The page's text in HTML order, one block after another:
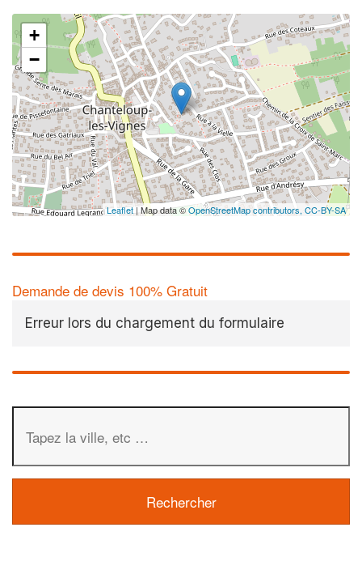
+
−
Leaflet| Map data ©OpenStreetMap contributors, CC-BY-SA
Demande de devis 100% Gratuit
Erreur lors du chargement du formulaire
✕